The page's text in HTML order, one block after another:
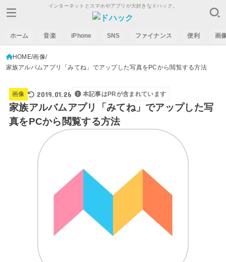
インターネットとスマホやアプリが大好きなドハック。
ホーム 音楽 iPhone SNS ファイナンス 便利 画
HOME 画像
家族アルバムアプリ「みてね」でアップした写真をPCから閲覧する方法
画像 2019.01.26 本記事はPRが含まれています
家族アルバムアプリ「みてね」でアップした写
真をPCから閲覧する方法